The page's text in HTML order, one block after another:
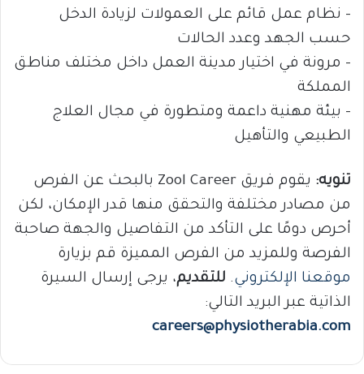
– نظام عمل قائم على العمولات لزيادة الدخل
حسب الجهد وعدد الحالات
– مرونة في اختيار مدينة العمل داخل مختلف مناطق
المملكة
– بيئة مهنية داعمة ومتطورة في مجال العلاج
الطبيعي والتأهيل
تنويه:
يقوم فريق Zool Career بالبحث عن الفرص
من مصادر مختلفة والتحقق منها قدر الإمكان، لكن
أحرص دومًا على التأكد من التفاصيل والجهة صاحبة
الفرصة وللمزيد من الفرص المميزة قم بزيارة
موقعنا الإلكتروني. للتقديم، يرجى إرسال السيرة
الذاتية عبر البريد التالي:
careers@physiotherabia.com